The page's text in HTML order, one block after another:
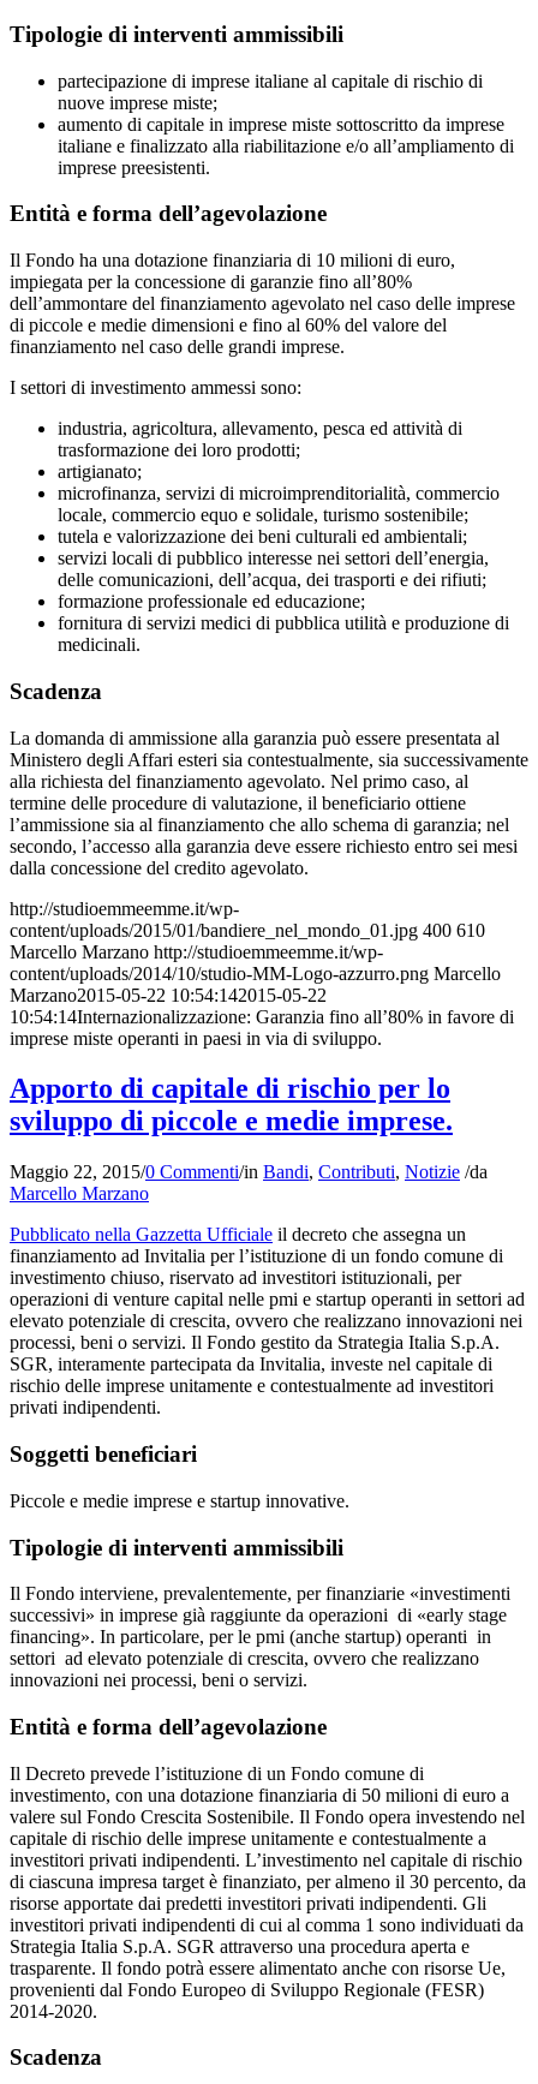
Tipologie di interventi ammissibili
partecipazione di imprese italiane al capitale di rischio di
nuove imprese miste;
aumento di capitale in imprese miste sottoscritto da imprese
italiane e finalizzato alla riabilitazione e/o all’ampliamento di
imprese preesistenti.
Entità e forma dell’agevolazione
Il Fondo ha una dotazione finanziaria di 10 milioni di euro,
impiegata per la concessione di garanzie fino all’80%
dell’ammontare del finanziamento agevolato nel caso delle imprese
di piccole e medie dimensioni e fino al 60% del valore del
finanziamento nel caso delle grandi imprese.
I settori di investimento ammessi sono:
industria, agricoltura, allevamento, pesca ed attività di
trasformazione dei loro prodotti;
artigianato;
microfinanza, servizi di microimprenditorialità, commercio
locale, commercio equo e solidale, turismo sostenibile;
tutela e valorizzazione dei beni culturali ed ambientali;
servizi locali di pubblico interesse nei settori dell’energia,
delle comunicazioni, dell’acqua, dei trasporti e dei rifiuti;
formazione professionale ed educazione;
fornitura di servizi medici di pubblica utilità e produzione di
medicinali.
Scadenza
La domanda di ammissione alla garanzia può essere presentata al
Ministero degli Affari esteri sia contestualmente, sia successivamente
alla richiesta del finanziamento agevolato. Nel primo caso, al
termine delle procedure di valutazione, il beneficiario ottiene
l’ammissione sia al finanziamento che allo schema di garanzia; nel
secondo, l’accesso alla garanzia deve essere richiesto entro sei mesi
dalla concessione del credito agevolato.
http://studioemmeemme.it/wp-
content/uploads/2015/01/bandiere_nel_mondo_01.jpg 400 610
Marcello Marzano http://studioemmeemme.it/wp-
content/uploads/2014/10/studio-MM-Logo-azzurro.png Marcello
Marzano2015-05-22 10:54:142015-05-22
10:54:14Internazionalizzazione: Garanzia fino all’80% in favore di
imprese miste operanti in paesi in via di sviluppo.
Apporto di capitale di rischio per lo
sviluppo di piccole e medie imprese.
Maggio 22, 2015/0 Commenti/in Bandi, Contributi, Notizie /da
Marcello Marzano
Pubblicato nella Gazzetta Ufficiale il decreto che assegna un
finanziamento ad Invitalia per l’istituzione di un fondo comune di
investimento chiuso, riservato ad investitori istituzionali, per
operazioni di venture capital nelle pmi e startup operanti in settori ad
elevato potenziale di crescita, ovvero che realizzano innovazioni nei
processi, beni o servizi. Il Fondo gestito da Strategia Italia S.p.A.
SGR, interamente partecipata da Invitalia, investe nel capitale di
rischio delle imprese unitamente e contestualmente ad investitori
privati indipendenti.
Soggetti beneficiari
Piccole e medie imprese e startup innovative.
Tipologie di interventi ammissibili
Il Fondo interviene, prevalentemente, per finanziarie «investimenti
successivi» in imprese già raggiunte da operazioni di «early stage
financing». In particolare, per le pmi (anche startup) operanti in
settori ad elevato potenziale di crescita, ovvero che realizzano
innovazioni nei processi, beni o servizi.
Entità e forma dell’agevolazione
Il Decreto prevede l’istituzione di un Fondo comune di
investimento, con una dotazione finanziaria di 50 milioni di euro a
valere sul Fondo Crescita Sostenibile. Il Fondo opera investendo nel
capitale di rischio delle imprese unitamente e contestualmente a
investitori privati indipendenti. L’investimento nel capitale di rischio
di ciascuna impresa target è finanziato, per almeno il 30 percento, da
risorse apportate dai predetti investitori privati indipendenti. Gli
investitori privati indipendenti di cui al comma 1 sono individuati da
Strategia Italia S.p.A. SGR attraverso una procedura aperta e
trasparente. Il fondo potrà essere alimentato anche con risorse Ue,
provenienti dal Fondo Europeo di Sviluppo Regionale (FESR)
2014-2020.
Scadenza